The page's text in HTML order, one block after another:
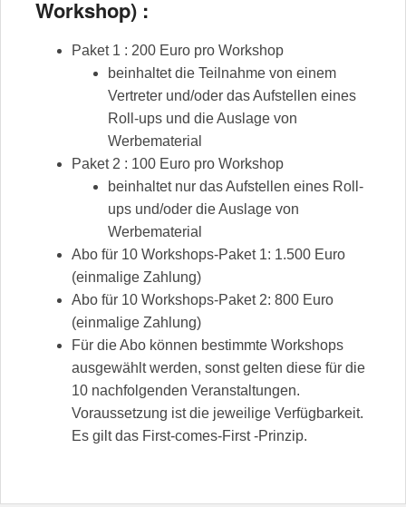
Workshop) :
Paket 1 : 200 Euro pro Workshop
beinhaltet die Teilnahme von einem
Vertreter und/oder das Aufstellen eines
Roll-ups und die Auslage von
Werbematerial
Paket 2 : 100 Euro pro Workshop
beinhaltet nur das Aufstellen eines Roll-
ups und/oder die Auslage von
Werbematerial
Abo für 10 Workshops-Paket 1: 1.500 Euro
(einmalige Zahlung)
Abo für 10 Workshops-Paket 2: 800 Euro
(einmalige Zahlung)
Für die Abo können bestimmte Workshops
ausgewählt werden, sonst gelten diese für die
10 nachfolgenden Veranstaltungen.
Voraussetzung ist die jeweilige Verfügbarkeit.
Es gilt das First-comes-First -Prinzip.